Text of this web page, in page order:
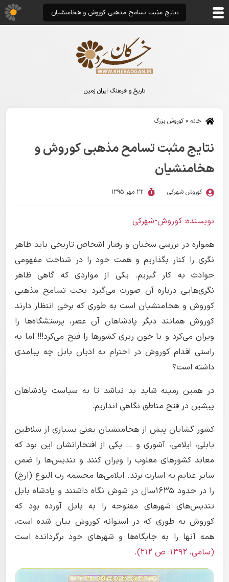
تاریخ و فرهنگ ایران زمین
خانه » کوروش بزرگ
نتایج مثبت تسامح مذهبی کوروش و
هخامنشیان
کوروش شهرکی 22 مهر 1395
نویسنده: کوروش-شهرکی
همواره در بررسی سخنان و رفتار اشخاص تاریخی باید ظاهر
نگری را کنار بگذاریم و همت خود را در شناخت مفهومی
حوادث به کار گیریم. یکی از مواردی که گاهی ظاهر
نگری‌هایی درباره آن صورت می‌گیرد بحث تسامح مذهبی
کوروش و هخامنشیان است به طوری که برخی انتظار دارند
کوروش همانند دیگر پادشاهان آن عصر، پرستشگاه‌ها را
ویران می‌کرد و با خون ریزی کشورها را فتح می‌کرد!!! اما به
راستی اقدام کوروش در احترام به ادیان بابل چه پیامدی
داشته است؟
در همین زمینه شاید بد نباشد تا به سیاست پادشاهان
پیشین در فتح مناطق نگاهی اندازیم.
کشور گشایان پیش از هخامنشیان یعنی بسیاری از سلاطین
بابلی، ایلامی، آشوری و … یکی از افتخاراتشان این بود که
معابد کشورهای مغلوب را ویران کنند و تندیس‌ها را ضمن
سایر غنایم به اسارت برند. ایلامی‌ها مجسمه رب النوع (ارخ)
را در حدود ١۶۳۵سال در شوش نگاه داشتند و پادشاه بابل
تندیس‌های شهرهای مفتوحه را به بابل آورده بود که
کوروش به طوری که در استوانه کوروش بیان شده است،
همه آنها را به جایگاه‌ها و شهرهای خود برگردانده است
(سامی، ١۳۹۲: ص ۲١۲)
.
نتایج مثبت تسامح مذهبی کوروش و هخامنشیان